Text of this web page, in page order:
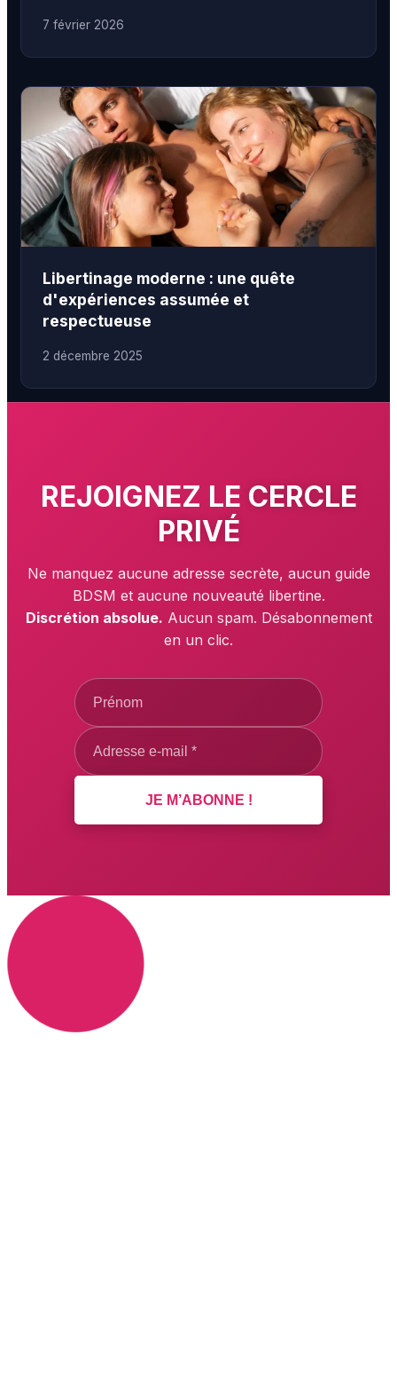
7 février 2026
Libertinage moderne : une quête
d'expériences assumée et
respectueuse
2 décembre 2025
REJOIGNEZ LE CERCLE
PRIVÉ
Ne manquez aucune adresse secrète, aucun guide
BDSM et aucune nouveauté libertine.
Discrétion absolue. Aucun spam. Désabonnement
en un clic.